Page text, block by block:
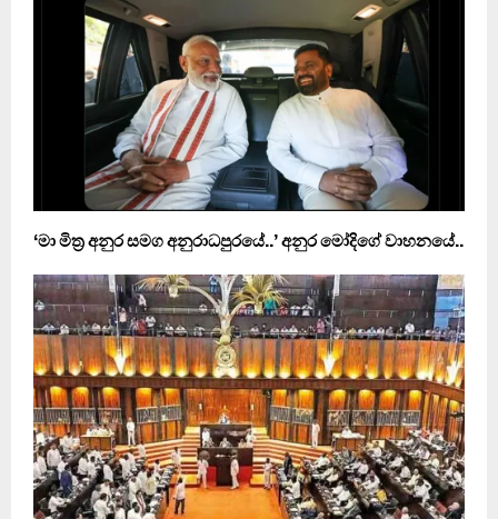
‘මා මිත‍්‍ර අනුර සමග අනුරාධපුරයේ..’ අනුර මෝදිගේ වාහනයේ..